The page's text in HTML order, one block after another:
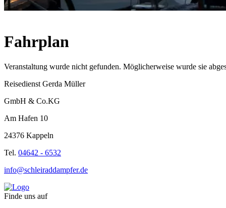
Fahrplan
Veranstaltung wurde nicht gefunden. Möglicherweise wurde sie
Reisedienst Gerda Müller
GmbH & Co.KG
Am Hafen 10
24376 Kappeln
Tel. 04642 - 6532
info@schleiraddampfer.de
Finde uns auf